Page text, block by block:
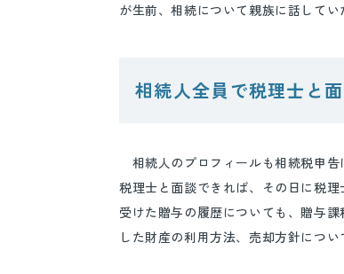
が生前、相続について親族に話してい
相続人全員で税理士と
相続人のプロフィールも相続税申
税理士と面談できれば、その日に税
受けた贈与の履歴についても、贈与
した財産の利用方法、売却方針につ